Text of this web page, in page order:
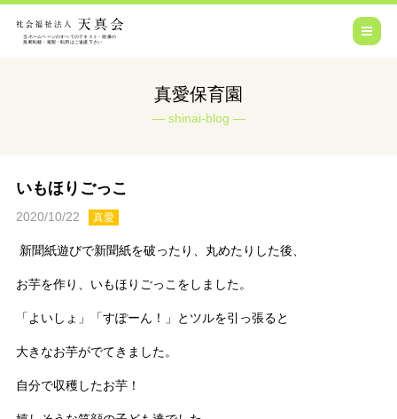
真愛保育園
shinai-blog
いもほりごっこ
2020/10/22 真愛
新聞紙遊びで新聞紙を破ったり、丸めたりした後、
お芋を作り、いもほりごっこをしました。
「よいしょ」「すぽーん！」とツルを引っ張ると
大きなお芋がでてきました。
自分で収穫したお芋！